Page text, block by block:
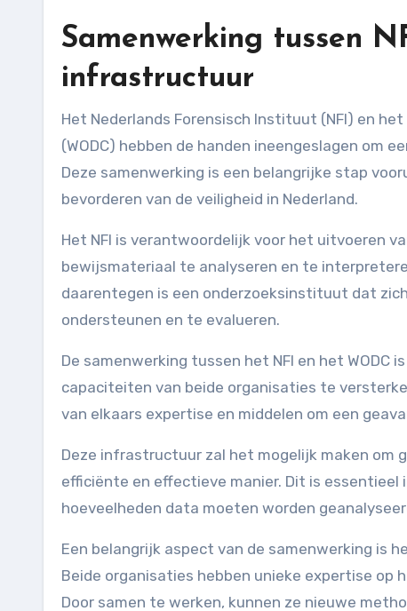
Samenwerking tussen
infrastructuur
Het Nederlands Forensisch Instituut (NFI) en het Wetenschappelijk Onderzoek- en Documentatiecentrum
(WODC) hebben de handen ineengeslagen om
Deze samenwerking is een belangrijke stap
bevorderen van de veiligheid in Nederland.
Het NFI is verantwoordelijk voor het uitvoeren
bewijsmateriaal te analyseren en te
daarentegen is een onderzoeksinstituut dat
ondersteunen en te evalueren.
De samenwerking tussen het NFI en het
capaciteiten van beide organisaties te
van elkaars expertise en middelen om een
Deze infrastructuur zal het mogelijk maken om
efficiënte en effectieve manier. Dit is
hoeveelheden data moeten worden
Een belangrijk aspect van de samenwerking is
Beide organisaties hebben unieke expertise op
Door samen te werken, kunnen ze nieuwe